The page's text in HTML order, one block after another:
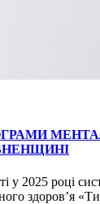
у 2025 році
здоров’я